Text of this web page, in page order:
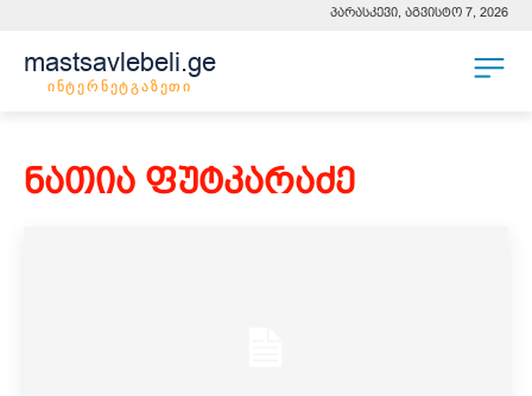
პარასკევი, აგვისტო 7, 2026
mastsavlebeli.ge
ინტერნეტგაზეთი
ნათია ფუტკარაძე